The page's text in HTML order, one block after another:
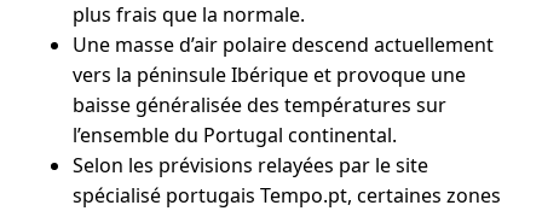
plus frais que la normale.
Une masse d’air polaire descend actuellement
vers la péninsule Ibérique et provoque une
baisse généralisée des températures sur
l’ensemble du Portugal continental.
Selon les prévisions relayées par le site
spécialisé portugais Tempo.pt, certaines zones